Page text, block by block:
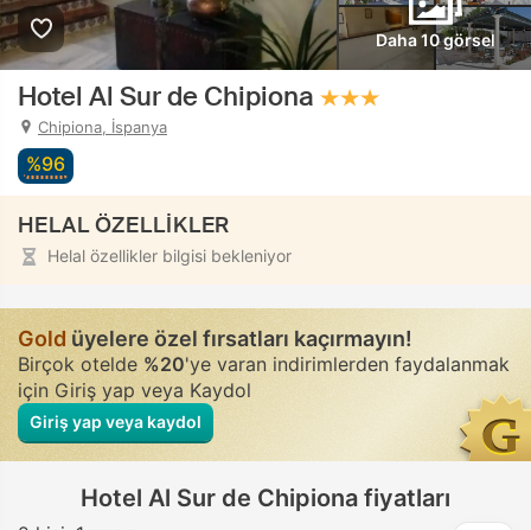
Daha 10 görsel
Hotel Al Sur de Chipiona
Chipiona, İspanya
%96
HELAL ÖZELLİKLER
Helal özellikler bilgisi bekleniyor
Goldüyelere özel fırsatları kaçırmayın!
Birçok otelde%20'ye varan indirimlerden faydalanmak
için Giriş yap veya Kaydol
Giriş yap veya kaydol
Hotel Al Sur de Chipiona fiyatları